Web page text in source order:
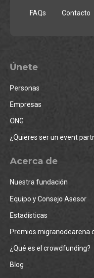
FAQs Contacto
Únete
Personas
Empresas
ONG
¿Quieres ser un event
Acerca de
Nuestra fundación
Equipo y Consejo Asesor
Estadísticas
Premios
¿Qué es el crowdfunding?
Blog